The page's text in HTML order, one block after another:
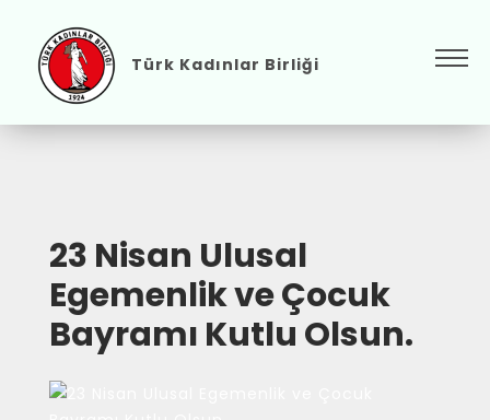
Türk Kadınlar Birliği
23 Nisan Ulusal
Egemenlik ve Çocuk
Bayramı Kutlu Olsun.